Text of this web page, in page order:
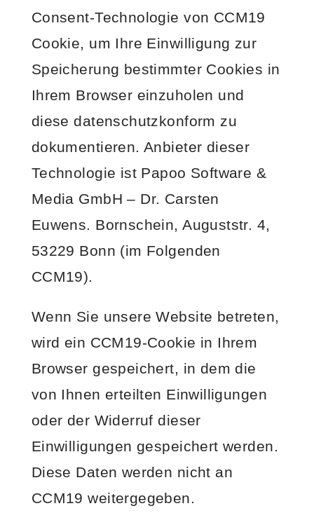
Consent-Technologie von CCM19
Cookie, um Ihre Einwilligung zur
Speicherung bestimmter Cookies in
Ihrem Browser einzuholen und
diese datenschutzkonform zu
dokumentieren. Anbieter dieser
Technologie ist Papoo Software &
Media GmbH – Dr. Carsten
Euwens. Bornschein, Auguststr. 4,
53229 Bonn (im Folgenden
CCM19).
Wenn Sie unsere Website betreten,
wird ein CCM19-Cookie in Ihrem
Browser gespeichert, in dem die
von Ihnen erteilten Einwilligungen
oder der Widerruf dieser
Einwilligungen gespeichert werden.
Diese Daten werden nicht an
CCM19 weitergegeben.